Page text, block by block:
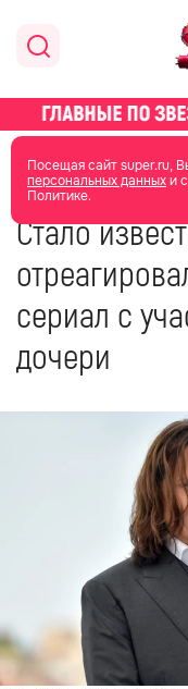
Посещая сайт super.ru,
персональных данныхи
Политике.
главная
07 июня 2023
Стало
сериал с
дочери